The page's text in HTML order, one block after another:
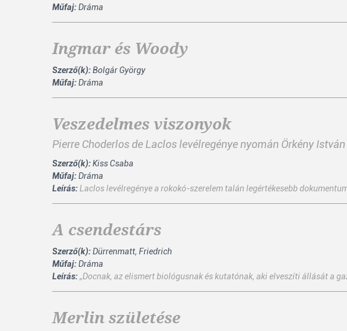
Műfaj:Dráma
Ingmar és Woody
Szerző(k):Bolgár György
Műfaj:Dráma
Veszedelmes viszonyok
Pierre Choderlos de Laclos levélregénye nyomán Örkény
Szerző(k):Kiss Csaba
Műfaj:Dráma
Leírás: Laclos levélregénye a rokokó-szerelem talán legértékesebb
A csendestárs
Szerző(k):Dürrenmatt, Friedrich
Műfaj:Dráma
Leírás:„Docnak, az elismert biológusnak és kutatónak, aki elveszíti állását a
Merlin születése